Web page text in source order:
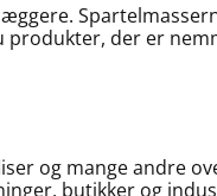
produkter, der er
og mange andre
butikker og